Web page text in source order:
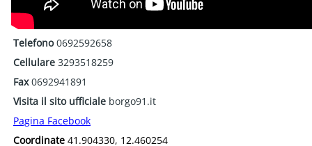
Telefono0692592658
Cellulare 3293518259
Fax0692941891
Visita il sito ufficiale borgo91.it
Pagina Facebook
Coordinate 41.904330, 12.460254